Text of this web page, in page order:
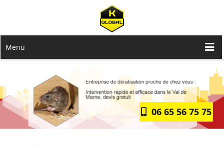
Menu
06 65 56 75 75